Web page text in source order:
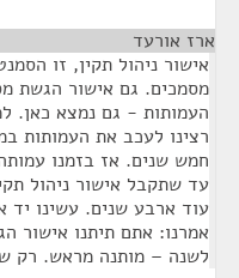
ארז אורעד
מסמכים. גם אישור הגשת
העמותות - גם נמצא כאן.
רצינו לעכב את העמותות
חמש שנים. אז בזמנו
עד שתקבל אישור ניהול
עוד ארבע שנים. עשינו
אמרנו: אתם תיתנו אישור
לשנה – מותנה מראש. רק